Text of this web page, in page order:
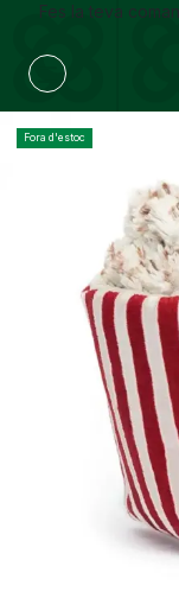
Fes la teva
Fora d'estoc